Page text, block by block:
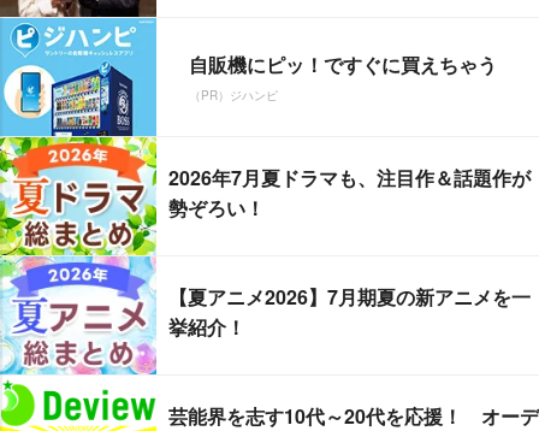
自販機にピッ！ですぐに買えちゃう
（PR）ジハンピ
2026年7月夏ドラマも、注目作＆話題作が
勢ぞろい！
【夏アニメ2026】7月期夏の新アニメを一
挙紹介！
芸能界を志す10代～20代を応援！ オーデ